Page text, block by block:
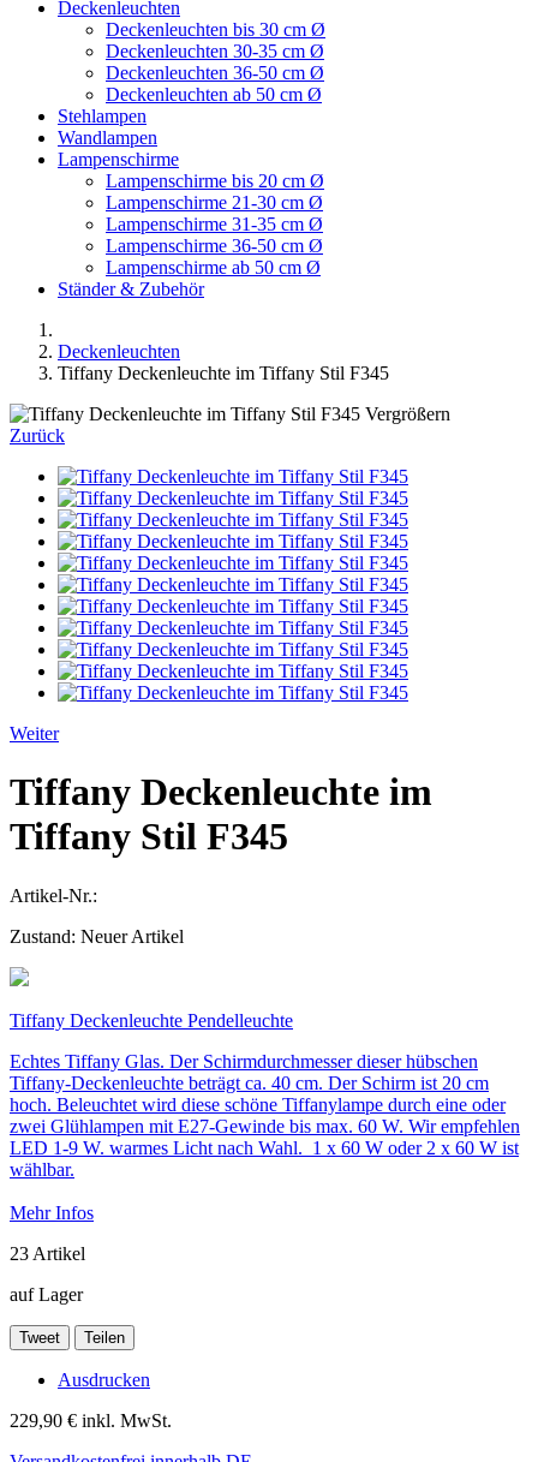
Deckenleuchten
Deckenleuchten bis 30 cm Ø
Deckenleuchten 30-35 cm Ø
Deckenleuchten 36-50 cm Ø
Deckenleuchten ab 50 cm Ø
Stehlampen
Wandlampen
Lampenschirme
Lampenschirme bis 20 cm Ø
Lampenschirme 21-30 cm Ø
Lampenschirme 31-35 cm Ø
Lampenschirme 36-50 cm Ø
Lampenschirme ab 50 cm Ø
Ständer & Zubehör
Deckenleuchten
Tiffany Deckenleuchte im Tiffany Stil F345
Vergrößern
Zurück
Weiter
Tiffany Deckenleuchte im
Tiffany Stil F345
Artikel-Nr.:
Zustand: Neuer Artikel
Tiffany Deckenleuchte Pendelleuchte
Echtes Tiffany Glas. Der Schirmdurchmesser dieser hübschen
Tiffany-Deckenleuchte beträgt ca. 40 cm. Der Schirm ist 20 cm
hoch. Beleuchtet wird diese schöne Tiffanylampe durch eine oder
zwei Glühlampen mit E27-Gewinde bis max. 60 W. Wir empfehlen
LED 1-9 W. warmes Licht nach Wahl. 1 x 60 W oder 2 x 60 W ist
wählbar.
Mehr Infos
23Artikel
auf Lager
Tweet Teilen
Ausdrucken
229,90 € inkl. MwSt.